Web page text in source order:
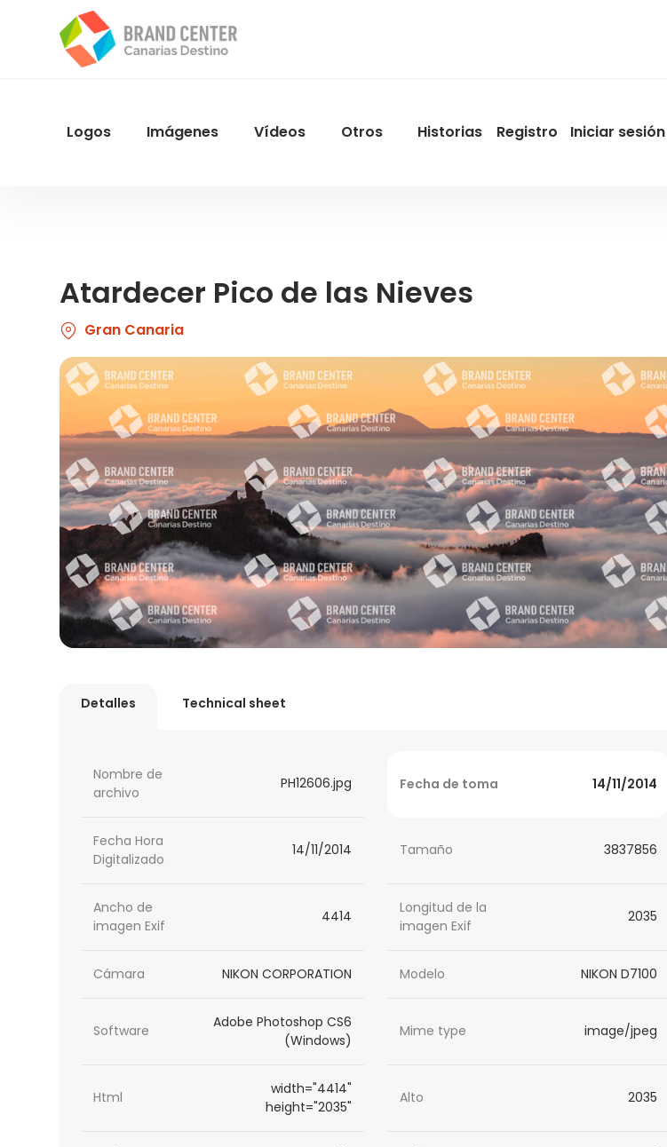
contenido
Menu
Logos Imágenes Vídeos Otros Historias
User
Registro Iniciar sesión
Atardecer Pico de las Nieves
Gran Canaria
Detalles Technical sheet
Nombre de
archivo
PH12606.jpg Fecha de toma 14/11/2014
Fecha Hora
Digitalizado
14/11/2014 Tamaño 3837856
Ancho de
imagen Exif
4414
Longitud de la
imagen Exif
2035
Cámara NIKON CORPORATION Modelo NIKON D7100
Software
Adobe Photoshop CS6
(Windows)
Mime type image/jpeg
Html
width="4414"
height="2035"
Alto 2035